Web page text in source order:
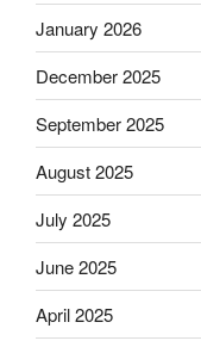
January 2026
December 2025
September 2025
August 2025
July 2025
June 2025
April 2025